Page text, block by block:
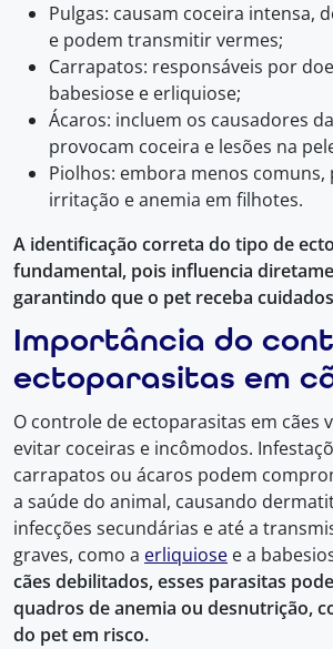
Pulgas: causam coceira intensa,
e podem transmitir vermes;
Carrapatos: responsáveis por
babesiose e erliquiose;
Ácaros: incluem os causadores
provocam coceira e lesões na
Piolhos: embora menos comuns,
irritação e anemia em filhotes.
A identificação correta do tipo de
fundamental, pois influencia
garantindo que o pet receba
Importância do
ectoparasitas em
O controle de ectoparasitas em cães
evitar coceiras e incômodos.
carrapatos ou ácaros podem
a saúde do animal, causando
infecções secundárias e até a
graves, como a erliquiose e a
cães debilitados, esses parasitas
quadros de anemia ou desnutrição,
do pet em risco.